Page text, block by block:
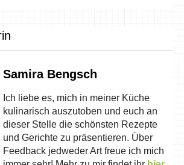
Samira Bengsch
Ich liebe es, mich in meiner Küche
kulinarisch auszutoben und euch an
dieser Stelle die schönsten Rezepte
und Gerichte zu präsentieren. Über
Feedback jedweder Art freue ich mich